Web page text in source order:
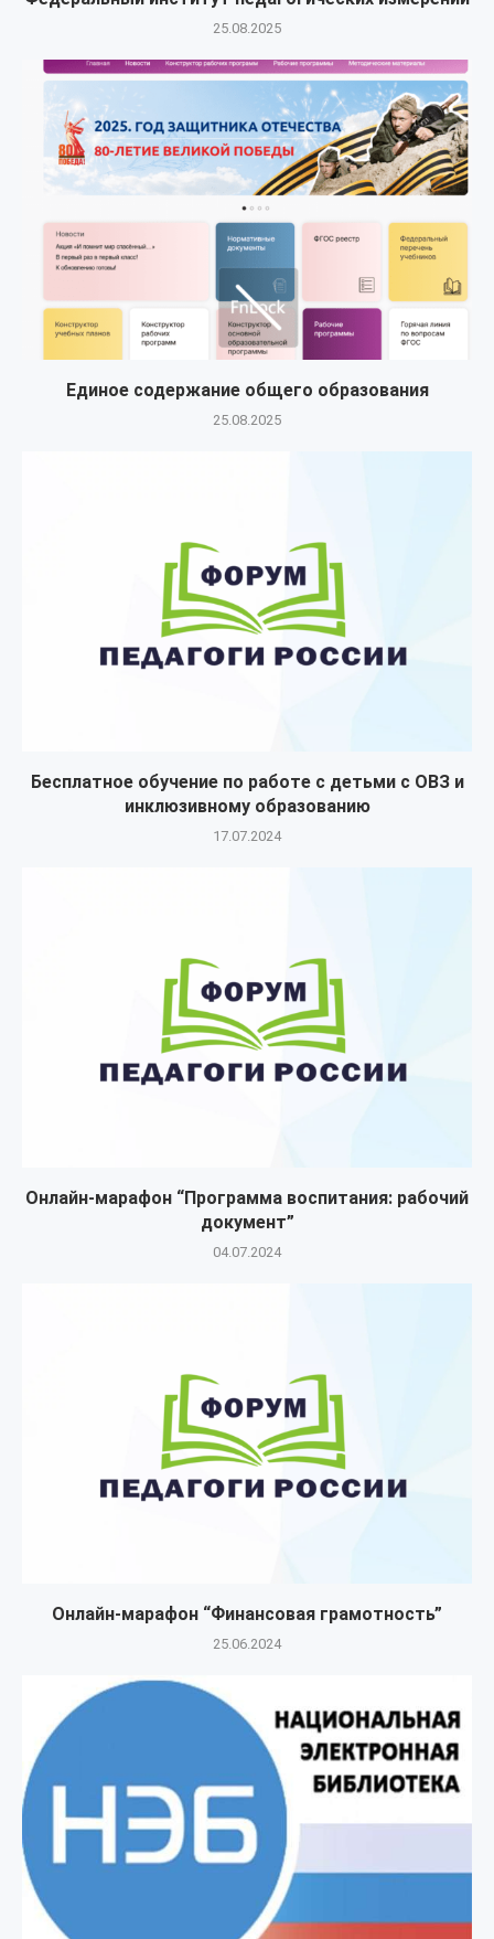
25.08.2025
Единое содержание общего образования
25.08.2025
Бесплатное обучение по работе с детьми с ОВЗ и
инклюзивному образованию
17.07.2024
Онлайн-марафон “Программа воспитания: рабочий
документ”
04.07.2024
Онлайн-марафон “Финансовая грамотность”
25.06.2024